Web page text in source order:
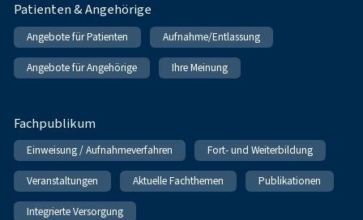
Patienten & Angehörige
Angebote für Patienten Aufnahme/Entlassung
Angebote für Angehörige Ihre Meinung
Fachpublikum
Einweisung / Aufnahmeverfahren Fort- und Weiterbildung
Veranstaltungen Aktuelle Fachthemen Publikationen
Integrierte Versorgung